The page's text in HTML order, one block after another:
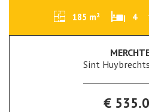
185 m² 4
Sint
€